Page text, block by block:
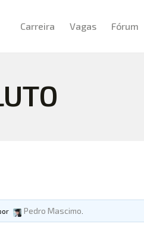
Carreira Vagas Fórum
Pedro Mascimo